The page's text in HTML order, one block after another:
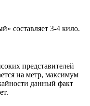
составляет 3-4 кило.
представителей
на метр, максимум
данный факт